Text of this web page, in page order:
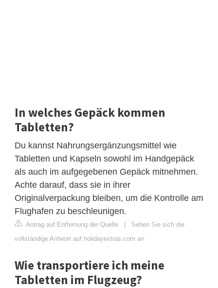
In welches Gepäck kommen
Tabletten?
Du kannst Nahrungsergänzungsmittel wie
Tabletten und Kapseln sowohl im Handgepäck
als auch im aufgegebenen Gepäck mitnehmen.
Achte darauf, dass sie in ihrer
Originalverpackung bleiben, um die Kontrolle am
Flughafen zu beschleunigen.
Antrag auf Entfernung der Quelle | Sehen Sie sich die
vollständige Antwort auf holidayextras.com an
Wie transportiere ich meine
Tabletten im Flugzeug?